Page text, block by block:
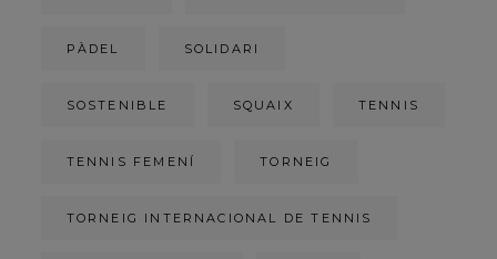
PÀDEL SOLIDARI
SOSTENIBLE SQUAIX TENNIS
TENNIS FEMENÍ TORNEIG
TORNEIG INTERNACIONAL DE TENNIS